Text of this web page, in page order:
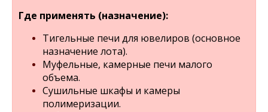
Где применять (назначение):
Тигельные печи для ювелиров (основное
назначение лота).
Муфельные, камерные печи малого
объема.
Сушильные шкафы и камеры
полимеризации.